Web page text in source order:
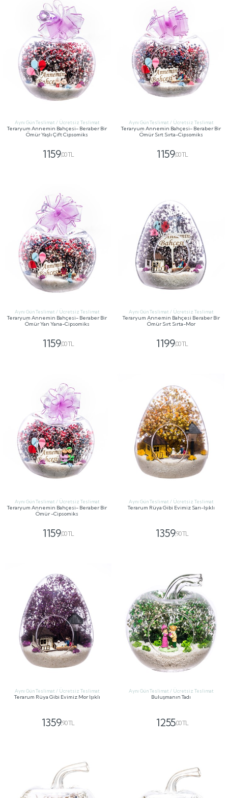
Aynı Gün Teslimat / Ücretsiz Teslimat
Teraryum Annemin Bahçesi- Beraber Bir
Ömür Yaşlı Çift Cipsomiks
1159,00 TL
Aynı Gün Teslimat / Ücretsiz Teslimat
Teraryum Annemin Bahçesi- Beraber Bir
Ömür Sırt Sırta-Cipsomiks
1159,00 TL
Aynı Gün Teslimat / Ücretsiz Teslimat
Teraryum Annemin Bahçesi- Beraber Bir
Ömür Yan Yana-Cipsomiks
1159,00 TL
Aynı Gün Teslimat / Ücretsiz Teslimat
Teraryum Annemin Bahçesi Beraber Bir
Ömür Sırt Sırta-Mor
1199,00 TL
Aynı Gün Teslimat / Ücretsiz Teslimat
Teraryum Annemin Bahçesi- Beraber Bir
Ömür -Cipsomiks
1159,00 TL
Aynı Gün Teslimat / Ücretsiz Teslimat
Terarum Rüya Gibi Evimiz Sarı-Işıklı
1359,90 TL
Aynı Gün Teslimat / Ücretsiz Teslimat
Terarum Rüya Gibi Evimiz Mor Işıklı
1359,90 TL
Aynı Gün Teslimat / Ücretsiz Teslimat
Buluşmanın Tadı
1255,00 TL